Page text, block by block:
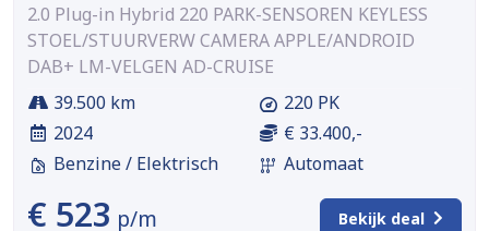
2.0 Plug-in Hybrid 220 PARK-SENSOREN KEYLESS
STOEL/STUURVERW CAMERA APPLE/ANDROID
DAB+ LM-VELGEN AD-CRUISE
39.500 km
2024
Benzine / Elektrisch
220 PK
€ 33.400,-
Automaat
€ 523 p/m Bekijk deal